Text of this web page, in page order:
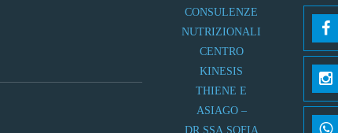
CONSULENZE
NUTRIZIONALI
CENTRO
KINESIS
THIENE E
ASIAGO –
DR.SSA SOFIA